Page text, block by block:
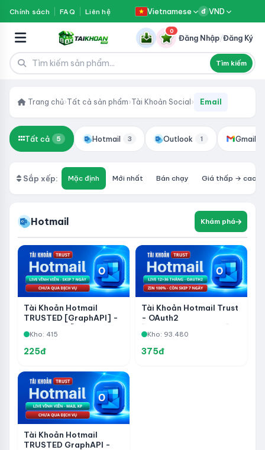
Chính sách FAQ Liên hệ Vietnamese đ VND
Tìm kiếm
0
Đăng Nhập/Đăng Ký
Trang chủ›Tất cả sản phẩm›Tài Khoản Social › Email
Tất cả 5 Hotmail 3 Outlook 1 Gmail
Sắp xếp: Mặc định Mới nhất Bán chạy Giá thấp → cao
Hotmail Khám phá
Tài Khoản Hotmail
TRUSTED [GraphAPI] -
Days - Chưa Qua Dịch Vụ
Kho: 415
225đ
Tài Khoản Hotmail Trust
- OAuth2
Live 12 đến 36 Months -
Zin 100% - Còn Skip 7
Kho: 93.480
375đ
Tài Khoản Hotmail
TRUSTED GraphAPI -